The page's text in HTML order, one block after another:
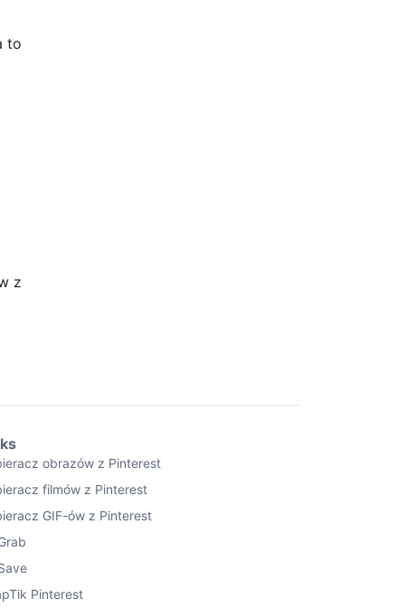
to
z
obrazów z Pinterest
filmów z Pinterest
GIF-ów z Pinterest
Pinterest